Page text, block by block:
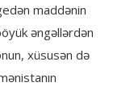
maddənin
əngəllərdən
xüsusən də